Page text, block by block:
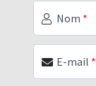
Nom *
E-mail *